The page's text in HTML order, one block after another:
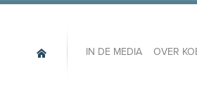
IN DE MEDIA OVER